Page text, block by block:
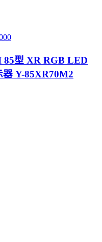
85型 XR RGB LED
Y-85XR70M2